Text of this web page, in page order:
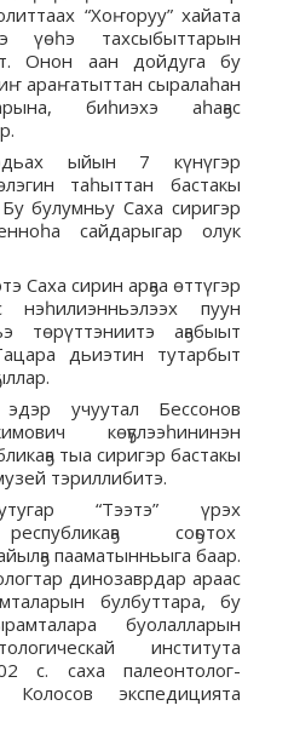
“Хоҥоруу” хайата
үөһэ тахсыбыттарын
Онон аан дойдуга бу
араҥатыттан сыралаһан
биһиэхэ аһаҕас
ыйын 7 күнүгэр
таһыттан бастакы
булумньу Саха сиригэр
сайдарыгар олук
Саха сирин арҕаа өттүгэр
нэһилиэнньэлээх пуун
төрүттэниитэ аҕабыыт
дьиэтин тутарбыт
учуутал Бессонов
көҕүлээһининэн
тыа сиригэр бастакы
тэриллибитэ.
“Тээтэ” үрэх
соҕотох
пааматынньыга баар.
динозаврдар араас
булбуттара, бу
буолалларын
института
с. саха палеонтолог-
экспедицията